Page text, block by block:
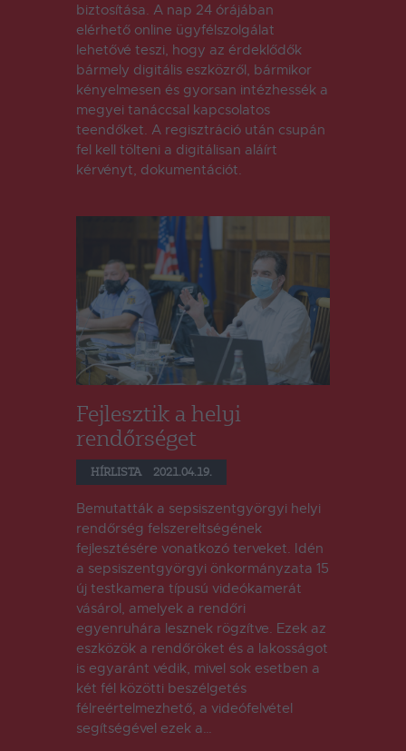
biztosítása. A nap 24 órájában
elérhető online ügyfélszolgálat
lehetővé teszi, hogy az érdeklődők
bármely digitális eszközről, bármikor
kényelmesen és gyorsan intézhessék a
megyei tanáccsal kapcsolatos
teendőket. A regisztráció után csupán
fel kell tölteni a digitálisan aláírt
kérvényt, dokumentációt.
Fejlesztik a helyi
rendőrséget
HÍRLISTA 2021.04.19.
Bemutatták a sepsiszentgyörgyi helyi
rendőrség felszereltségének
fejlesztésére vonatkozó terveket. Idén
a sepsiszentgyörgyi önkormányzata 15
új testkamera típusú videókamerát
vásárol, amelyek a rendőri
egyenruhára lesznek rögzítve. Ezek az
eszközök a rendőröket és a lakosságot
is egyaránt védik, mivel sok esetben a
két fél közötti beszélgetés
félreértelmezhető, a videófelvétel
segítségével ezek a…